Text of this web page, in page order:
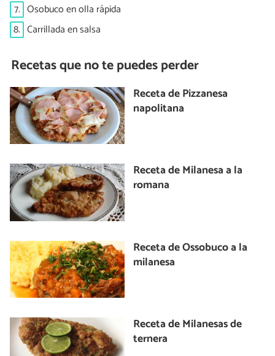
7. Osobuco en olla rápida
8. Carrillada en salsa
Recetas que no te puedes perder
Receta de Pizzanesa
napolitana
Receta de Milanesa a la
romana
Receta de Ossobuco a la
milanesa
Receta de Milanesas de
ternera